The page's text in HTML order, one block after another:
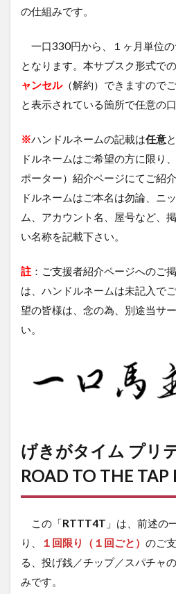
の仕組みです。
一口330円から、１ヶ月単位
となります。本サブスク形式で
ャンセル（解約）できますので
と表示されている箇所で任意の
※ハンドルネームの記載は任意
ドルネームはご希望の方に限り
ポーター）紹介ページにてご紹
ドルネームはご本名は勿論、ニ
ム、アカウント名、屋号など、
い名称を記載下さい。
註 ：ご支援者紹介ページへのご
は、ハンドルネームは未記入で
望の皆様は、念の為、別途当サ
い。
げきがタイム プリ
ROAD TO THE TAP
この「RTTT4T 」は、前述の
り、
１回限り（１回ごと） のご
る、投げ銭／チップ／スパチャ
みです。